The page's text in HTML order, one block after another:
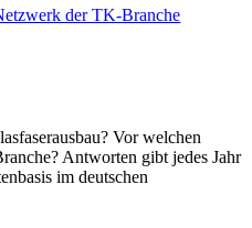
der TK-Branche
Vor welchen
Antworten gibt jedes Jahr
im deutschen